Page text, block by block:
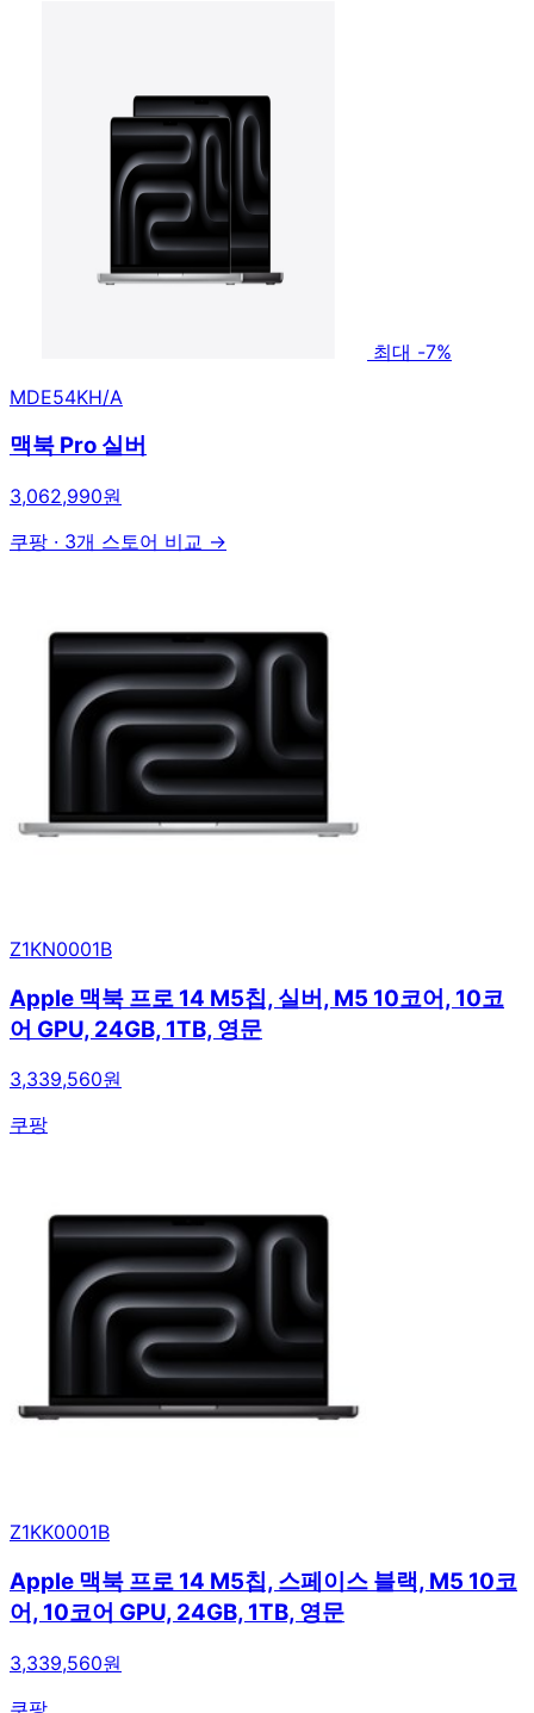
최대 -7%
MDE54KH/A
맥북 Pro 실버
3,062,990원
쿠팡 · 3개 스토어 비교 →
Z1KN0001B
Apple 맥북 프로 14 M5칩, 실버, M5 10코어, 10코
어 GPU, 24GB, 1TB, 영문
3,339,560원
쿠팡
Z1KK0001B
Apple 맥북 프로 14 M5칩, 스페이스 블랙, M5 10코
어, 10코어 GPU, 24GB, 1TB, 영문
3,339,560원
쿠팡